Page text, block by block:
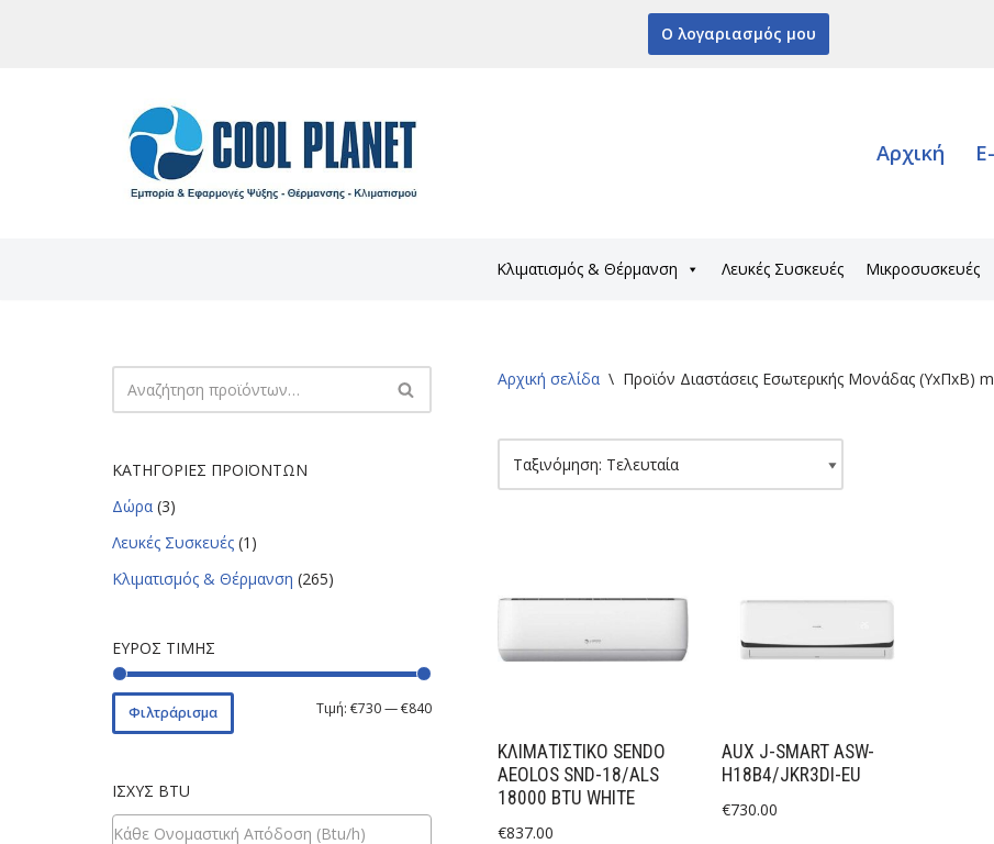
Ο λογαριασμός μου
Αρχική
Κλιματισμός & Θέρμανση Λευκές Συσκευές Μικροσυσκευές
ΚΑΤΗΓΟΡΊΕΣ ΠΡΟΪΌΝΤΩΝ
Δώρα (3)
Λευκές Συσκευές (1)
Κλιματισμός & Θέρμανση (265)
ΕΎΡΟΣ ΤΙΜΉΣ
Φιλτράρισμα Τιμή: €730—€840
ΙΣΧΎΣ BTU
Αρχική σελίδα \ Προϊόν Διαστάσεις Εσωτερικής Μονάδας (ΥxΠxΒ)
ΚΛΙΜΑΤΙΣΤΙΚΟ SENDO
AEOLOS SND-18/ALS
18000 BTU WHITE
€837.00
AUX J-SMART ASW-
H18B4/JKR3DI-EU
€730.00